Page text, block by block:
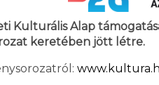
Kulturális Alap
keretében jött létre.